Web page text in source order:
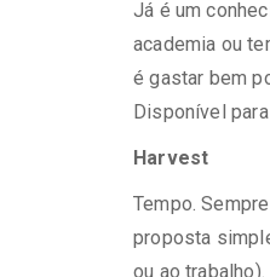
Já é um
academia ou
é gastar bem
Disponível para
Harvest
Tempo.
proposta
ou ao